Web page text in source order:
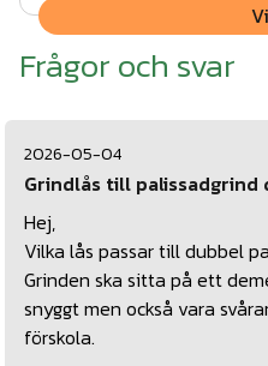
Frågor och svar
2026-05-04
Grindlås till palissadgrind
Hej,
Vilka lås passar till dubbel
Grinden ska sitta på ett
snyggt men också vara
förskola.